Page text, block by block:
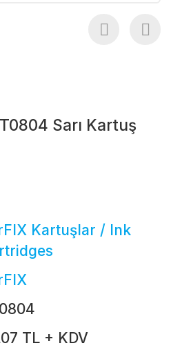
Sarı Kartuş
Kartuşlar / Ink
TL + KDV